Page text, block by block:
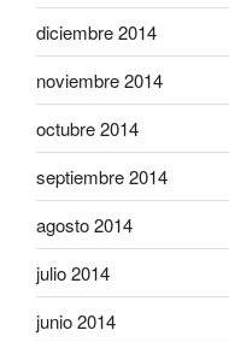
diciembre 2014
noviembre 2014
octubre 2014
septiembre 2014
agosto 2014
julio 2014
junio 2014